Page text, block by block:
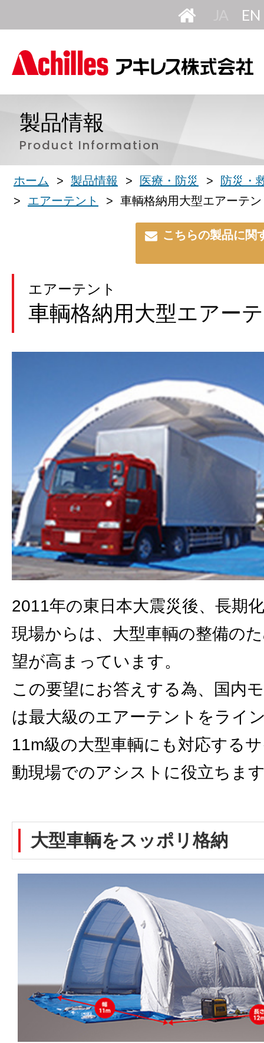
本
製品情報
Product Information
ホーム 製品情報 医療・防災
防災・
エアーテント
車輌格納用大型エアーテン
エアーテント
車輌格納用大型エアー
こちらの製品に関
2011年の東日本大震災後、長期
現場からは、大型車輌の整備の
望が高まっています。
この要望にお答えする為、国内
は最大級のエアーテントをライ
11m級の大型車輌にも対応する
動現場でのアシストに役立ちま
大型車輌をスッポリ格納